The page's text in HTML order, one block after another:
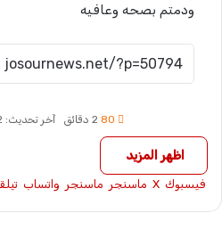
ودمتم بصحه وعافيه
آخر تحديث: 2 ديسمبر، 2025
اظهر المزيد
فيسبوك X ماسنجر ماسنجر واتساب